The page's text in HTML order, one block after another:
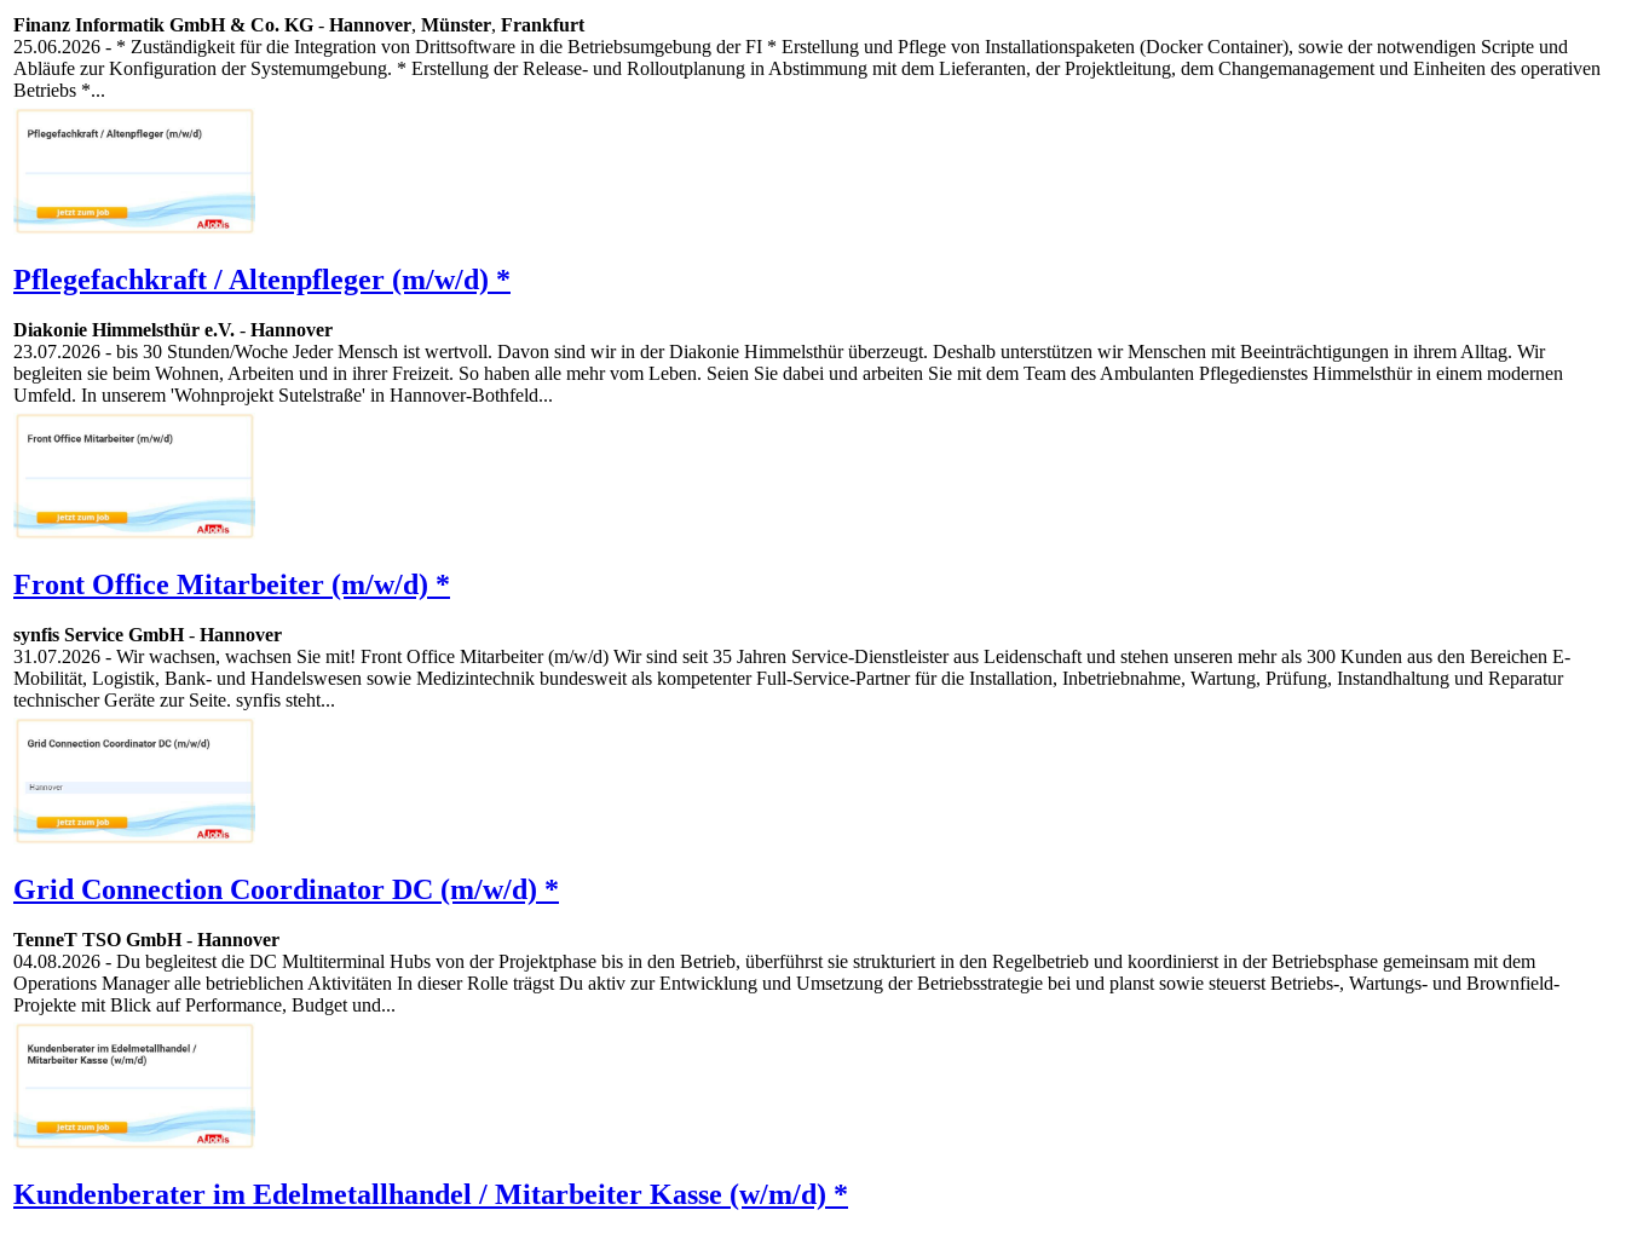
Finanz Informatik GmbH & Co. KG - Hannover, Münster, Frankfurt
25.06.2026 - * Zuständigkeit für die Integration von Drittsoftware in die Betriebsumgebung der FI * Erstellung und Pflege von Installationspaketen (Docker Container), sowie der notwendigen Scripte und
Abläufe zur Konfiguration der Systemumgebung. * Erstellung der Release- und Rolloutplanung in Abstimmung mit dem Lieferanten, der Projektleitung, dem Changemanagement und Einheiten des operativen
Betriebs *...
Pflegefachkraft / Altenpfleger (m/w/d) *
Diakonie Himmelsthür e.V. - Hannover
23.07.2026 - bis 30 Stunden/Woche Jeder Mensch ist wertvoll. Davon sind wir in der Diakonie Himmelsthür überzeugt. Deshalb unterstützen wir Menschen mit Beeinträchtigungen in ihrem Alltag. Wir
begleiten sie beim Wohnen, Arbeiten und in ihrer Freizeit. So haben alle mehr vom Leben. Seien Sie dabei und arbeiten Sie mit dem Team des Ambulanten Pflegedienstes Himmelsthür in einem modernen
Umfeld. In unserem 'Wohnprojekt Sutelstraße' in Hannover-Bothfeld...
Front Office Mitarbeiter (m/w/d) *
synfis Service GmbH- Hannover
31.07.2026 - Wir wachsen, wachsen Sie mit! Front Office Mitarbeiter (m/w/d) Wir sind seit 35 Jahren Service-Dienstleister aus Leidenschaft und stehen unseren mehr als 300 Kunden aus den Bereichen E-
Mobilität, Logistik, Bank- und Handelswesen sowie Medizintechnik bundesweit als kompetenter Full-Service-Partner für die Installation, Inbetriebnahme, Wartung, Prüfung, Instandhaltung und Reparatur
technischer Geräte zur Seite. synfis steht...
Grid Connection Coordinator DC (m/w/d) *
TenneT TSO GmbH- Hannover
04.08.2026 - Du begleitest die DC Multiterminal Hubs von der Projektphase bis in den Betrieb, überführst sie strukturiert in den Regelbetrieb und koordinierst in der Betriebsphase gemeinsam mit dem
Operations Manager alle betrieblichen Aktivitäten In dieser Rolle trägst Du aktiv zur Entwicklung und Umsetzung der Betriebsstrategie bei und planst sowie steuerst Betriebs-, Wartungs- und Brownfield-
Projekte mit Blick auf Performance, Budget und...
Kundenberater im Edelmetallhandel / Mitarbeiter Kasse (w/m/d) *